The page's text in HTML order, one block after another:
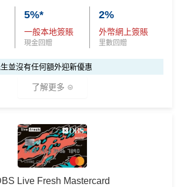
支付寶HK轉賬/Wechat Pay轉賬 都$6=
本賺里數！
轉DBS$去積分特快，Asia Miles可即日
里數
5%*
一般本地簽賬
現金回贈
2%
外幣網上簽賬
里數回贈
生並沒有任何額外迎新優惠
了解更多
5%回贈，包括餐飲、健身中心、運動服
*
Live Fresh Mastercard